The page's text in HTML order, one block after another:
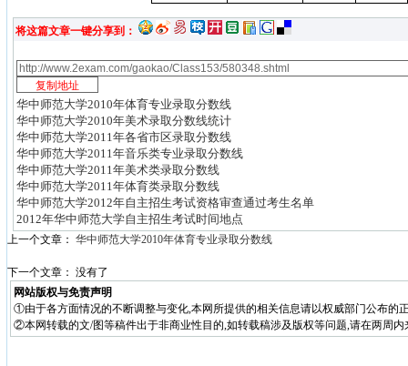
将这篇文章一键分享到：
华中师范大学2010年体育专业录取分数线
华中师范大学2010年美术录取分数线统计
华中师范大学2011年各省市区录取分数线
华中师范大学2011年音乐类专业录取分数线
华中师范大学2011年美术类录取分数线
华中师范大学2011年体育类录取分数线
华中师范大学2012年自主招生考试资格审查通过考生名单
2012年华中师范大学自主招生考试时间地点
上一个文章： 华中师范大学2010年体育专业录取分数线
下一个文章： 没有了
网站版权与免责声明
①由于各方面情况的不断调整与变化,本网所提供的相关信息请以权威部门公布的
②本网转载的文/图等稿件出于非商业性目的,如转载稿涉及版权等问题,请在两周内